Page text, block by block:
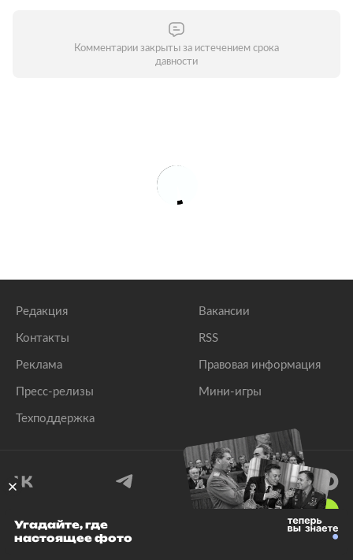
Комментарии закрыты за истечением срока
давности
Редакция
Контакты
Реклама
Пресс-релизы
Техподдержка
Вакансии
RSS
Правовая информация
Мини-игры
© 1999–2026 Все права защищены.
Угадайте, где
настоящее фото